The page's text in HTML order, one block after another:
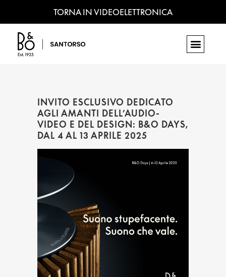
TORNA IN VIDEOELETTRONICA
INVITO ESCLUSIVO DEDICATO
AGLI AMANTI DELL’AUDIO-
VIDEO E DEL DESIGN: B&O DAYS,
DAL 4 AL 13 APRILE 2025